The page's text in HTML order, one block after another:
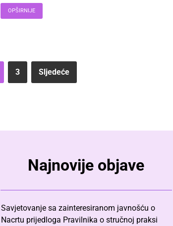
OPŠIRNIJE
3 Sljedeće
Najnovije objave
Savjetovanje sa zainteresiranom javnošću o
Nacrtu prijedloga Pravilnika o stručnoj praksi